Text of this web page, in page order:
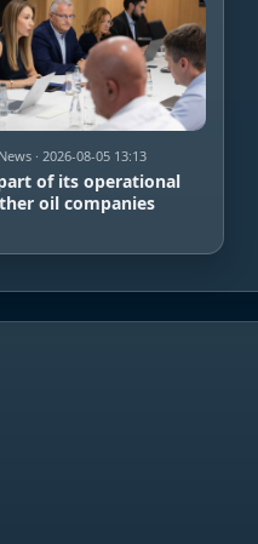
· 2026-08-05 13:13
of its operational
oil companies